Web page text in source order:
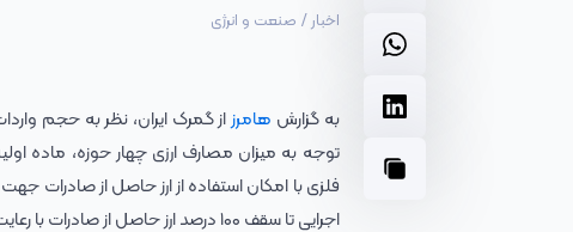
اخبار / صنعت و انرژی
به گزارش هامرزاز گمرک ایران، نظر به حجم
توجه به میزان مصارف ارزی چهار حوزه، ماده
اجرایی تا سقف ۱۰۰ درصد ارز حاصل از صادرات با رعایت شروط زیر موافقت می‌شود.